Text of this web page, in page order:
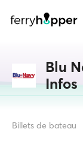
Blu
Infos
Billets de bateau